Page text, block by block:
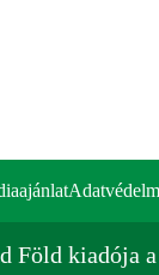
Föld kiadója